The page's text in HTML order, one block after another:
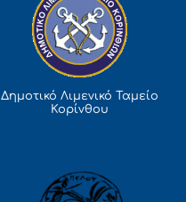
Δημοτικό Λιμενικό Ταμείο
Κορίνθου